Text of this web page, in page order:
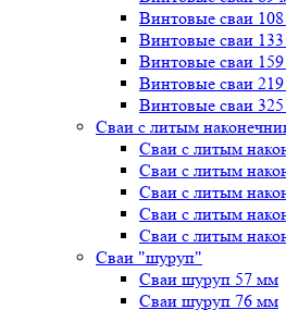
Винтовые сваи
Винтовые сваи
Винтовые сваи
Винтовые сваи
Винтовые сваи
Сваи с литым
Сваи с литым
Сваи с литым
Сваи с литым
Сваи с литым
Сваи с литым
Сваи "шуруп"
Сваи шуруп 57 мм
Сваи шуруп 76 мм